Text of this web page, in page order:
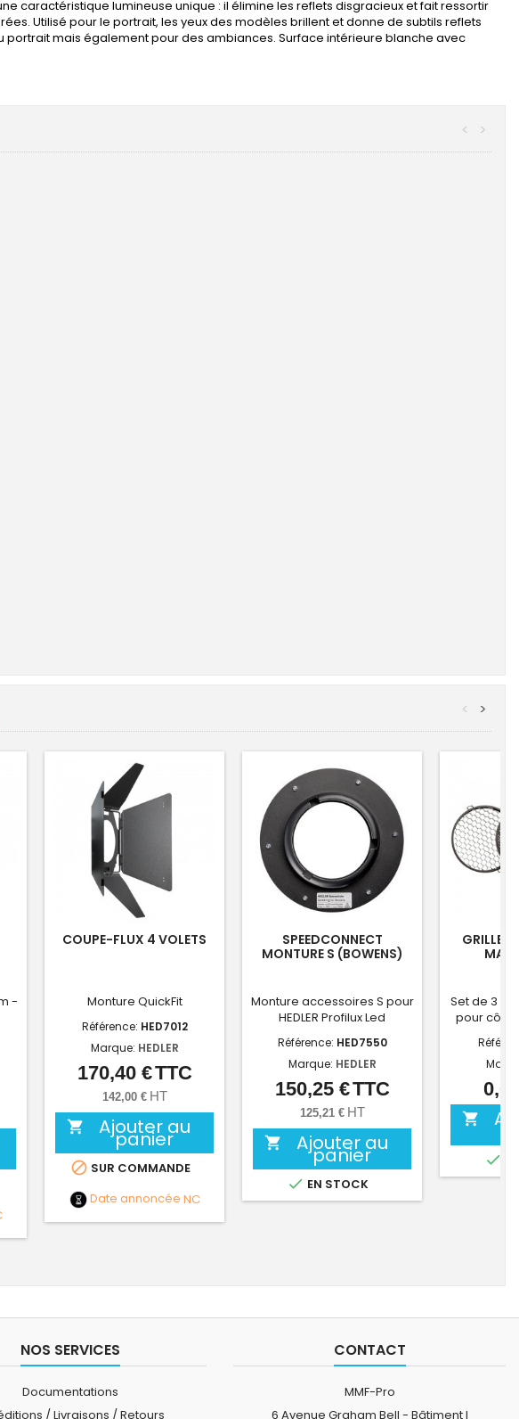
caractéristique lumineuse unique : il élimine les reflets disgracieux et fait ressortir
Utilisé pour le portrait, les yeux des modèles brillent et donne de subtils reflets
portrait mais également pour des ambiances. Surface intérieure blanche avec
>
<
>
<
-
COUPE-FLUX 4 VOLETS
Monture QuickFit
Référence: HED7012
Marque: HEDLER
Prix
170,40 €TTC
142,00 € HT
 Ajouter au
panier
 SUR COMMANDE
Date annoncée NC
SPEEDCONNECT
MONTURE S (BOWENS)
Monture accessoires S pour
HEDLER Profilux Led
Référence: HED7550
Marque: HEDLER
Prix
150,25 €TTC
125,21 € HT
 Ajouter au
panier
 EN STOCK
GRILLES
Set de 3
pour cône


NOS SERVICES
Documentations
/ Livraisons / Retours
CONTACT
MMF-Pro
6 Avenue Graham Bell - Bâtiment I